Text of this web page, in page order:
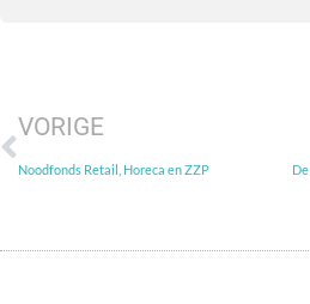
VORIGE
Noodfonds Retail, Horeca en ZZP